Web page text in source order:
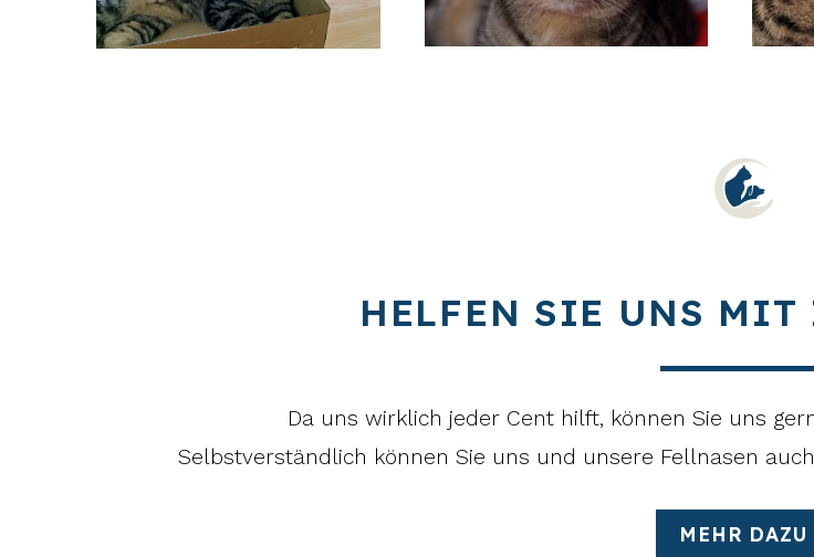
HELFEN SIE UNS MIT
Da uns wirklich jeder Cent hilft, können Sie uns
Selbstverständlich können Sie uns und unsere Fellnasen
MEHR DAZU